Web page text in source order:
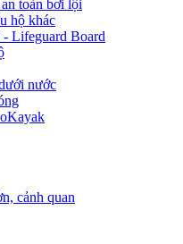
toàn bơi lội
hộ khác
Lifeguard Board
nước
cảnh quan